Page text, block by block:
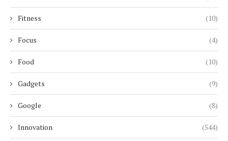
Fitness (10)
Focus (4)
Food (10)
Gadgets (9)
Google (8)
Innovation (544)